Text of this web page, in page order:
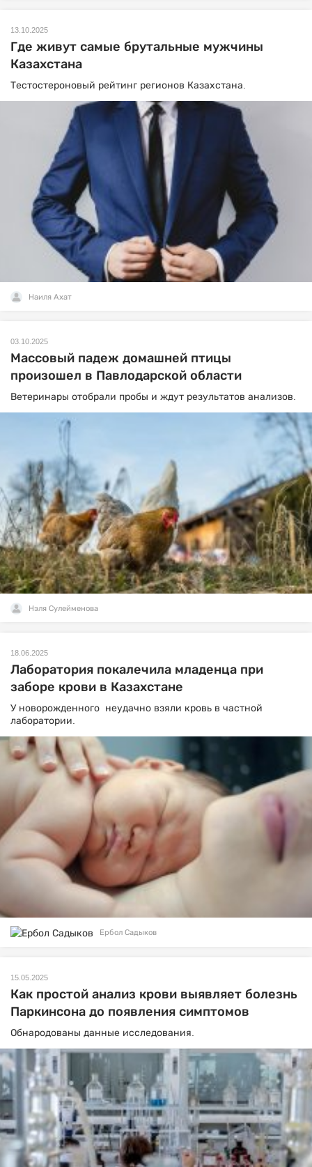
13.10.2025
Где живут самые брутальные мужчины
Казахстана
Тестостероновый рейтинг регионов Казахстана.
Наиля Ахат
03.10.2025
Массовый падеж домашней птицы
произошел в Павлодарской области
Ветеринары отобрали пробы и ждут результатов анализов.
Нэля Сулейменова
18.06.2025
Лаборатория покалечила младенца при
заборе крови в Казахстане
У новорожденного неудачно взяли кровь в частной
лаборатории.
Ербол Садыков
15.05.2025
Как простой анализ крови выявляет болезнь
Паркинсона до появления симптомов
Обнародованы данные исследования.